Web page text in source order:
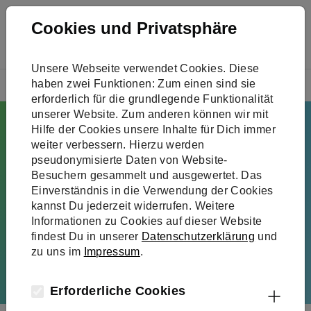
Skip to main navigation
Skip to main content
Skip to page footer
You are here:
Über uns Unser Verband
Während
andere reden,
gehen wir voran
Cookies und Privatsphäre
Unsere Webseite verwendet Cookies. Diese
haben zwei Funktionen: Zum einen sind sie
erforderlich für die grundlegende Funktionalität
unserer Website. Zum anderen können wir mit
Hilfe der Cookies unsere Inhalte für Dich immer
weiter verbessern. Hierzu werden
pseudonymisierte Daten von Website-
Besuchern gesammelt und ausgewertet. Das
Einverständnis in die Verwendung der Cookies
kannst Du jederzeit widerrufen. Weitere
Informationen zu Cookies auf dieser Website
findest Du in unserer Datenschutzerklärung und
zu uns im Impressum.
Erforderliche Cookies